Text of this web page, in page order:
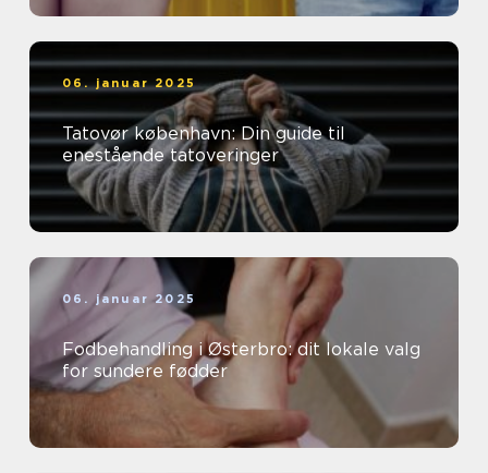
06. januar 2025
Tatovør københavn: Din guide til
enestående tatoveringer
06. januar 2025
Fodbehandling i Østerbro: dit lokale valg
for sundere fødder